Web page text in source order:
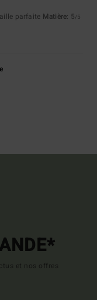
parfaite Matière: 5/5
et nos offres